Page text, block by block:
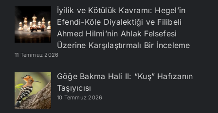
İyilik ve Kötülük Kavramı: Hegel’in
Efendi-Köle Diyalektiği ve Filibeli
Ahmed Hilmi’nin Ahlak Felsefesi
Üzerine Karşılaştırmalı Bir İnceleme
11 Temmuz 2026
Göğe Bakma Hali II: “Kuş” Hafızanın
Taşıyıcısı
10 Temmuz 2026